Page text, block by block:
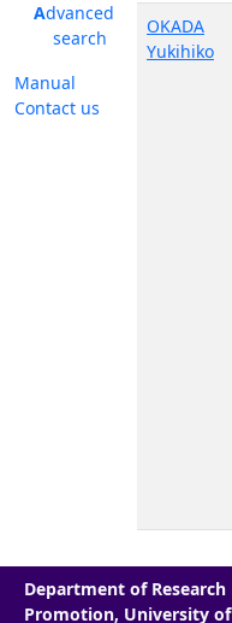
Advanced
search
Manual
Contact us
OKADA
Yukihiko
Department of Research
Promotion, University of